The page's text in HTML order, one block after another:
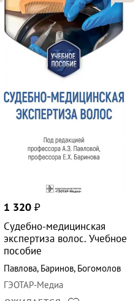
1 320 ₽
Судебно-медицинская
экспертиза волос. Учебное
пособие
Павлова, Баринов, Богомолов
ГЭОТАР-Медиа